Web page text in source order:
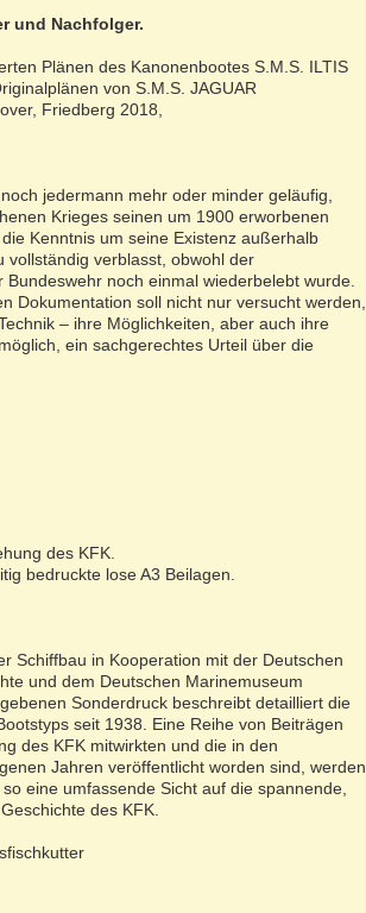
und Nachfolger.
Plänen des Kanonenbootes S.M.S. ILTIS
von S.M.S. JAGUAR
Friedberg 2018,
jedermann mehr oder minder geläufig,
Krieges seinen um 1900 erworbenen
Kenntnis um seine Existenz außerhalb
vollständig verblasst, obwohl der
noch einmal wiederbelebt wurde.
Dokumentation soll nicht nur versucht werden,
– ihre Möglichkeiten, aber auch ihre
ein sachgerechtes Urteil über die
des KFK.
bedruckte lose A3 Beilagen.
Schiffbau in Kooperation mit der Deutschen
und dem Deutschen Marinemuseum
Sonderdruck beschreibt detailliert die
seit 1938. Eine Reihe von Beiträgen
des KFK mitwirkten und die in den
Jahren veröffentlicht worden sind, werden
eine umfassende Sicht auf die spannende,
des KFK.